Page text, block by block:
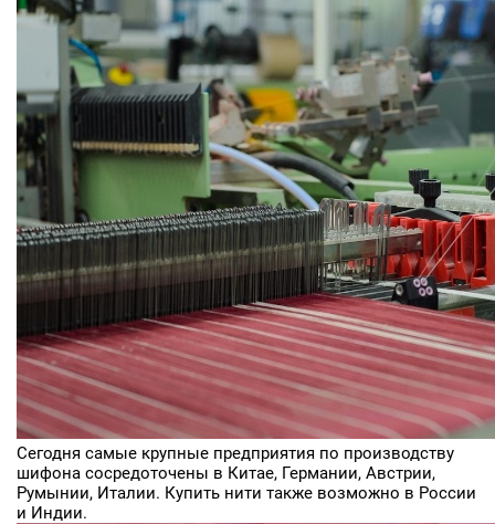
Сегодня самые крупные предприятия по производству
шифона сосредоточены в Китае, Германии, Австрии,
Румынии, Италии. Купить нити также возможно в России
и Индии.